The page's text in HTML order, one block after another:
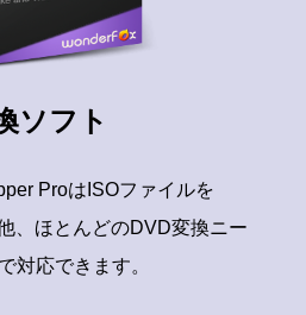
ソフト
ProはISOファイルを
、ほとんどのDVD変換ニー
対応できます。